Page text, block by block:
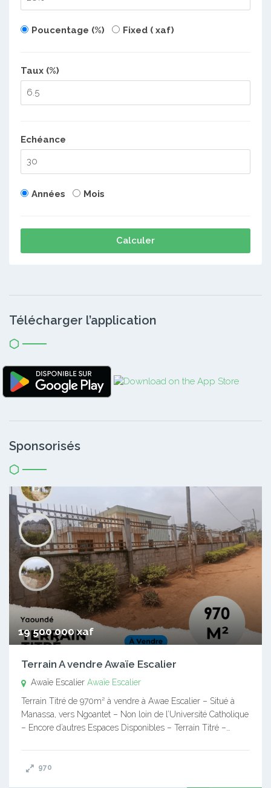
Poucentage (%) Fixed ( xaf)
Taux (%)
Echéance
Années Mois
Calculer
Télécharger l’application
Sponsorisés
19 500 000 xaf
Terrain A vendre Awaïe Escalier
Awaïe Escalier Awaïe Escalier
Terrain Titré de 970m² à vendre à Awae Escalier – Situé à
Manassa, vers Ngoantet – Non loin de l’Université Catholique
– Encore d’autres Espaces Disponibles – Terrain Titré –…
970